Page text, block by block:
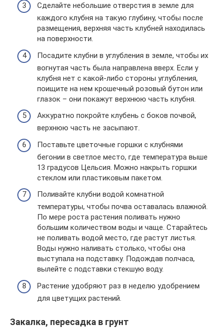
Сделайте небольшие отверстия в земле для
каждого клубня на такую ​​глубину, чтобы после
размещения, верхняя часть клубней находилась
на поверхности.
Посадите клубни в углубления в земле, чтобы их
вогнутая часть была направлена ​​вверх. Если у
клубня нет с какой-либо стороны углубления,
поищите на нем крошечный розовый бутон или
глазок – они покажут верхнюю часть клубня.
Аккуратно покройте клубень с боков почвой,
верхнюю часть не засыпают.
Поставьте цветочные горшки с клубнями
бегонии в светлое место, где температура выше
13 градусов Цельсия. Можно накрыть горшки
стеклом или пластиковым пакетом.
Поливайте клубни водой комнатной
температуры, чтобы почва оставалась влажной.
По мере роста растения поливать нужно
большим количеством воды и чаще. Старайтесь
не поливать водой место, где растут листья.
Воды нужно наливать столько, чтобы она
выступала на подставку. Подождав полчаса,
вылейте с подставки стекшую воду.
Растение удобряют раз в неделю удобрением
для цветущих растений.
Закалка, пересадка в грунт